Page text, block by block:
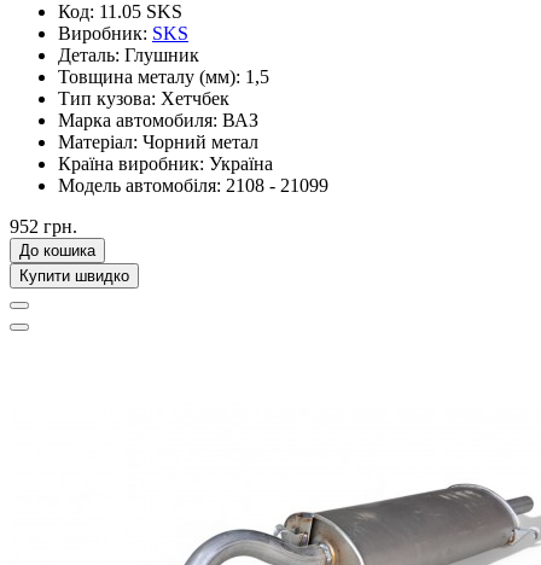
Код: 11.05 SKS
Виробник: SKS
Деталь: Глушник
Товщина металу (мм): 1,5
Тип кузова: Хетчбек
Марка автомобиля: ВАЗ
Матеріал: Чорний метал
Країна виробник: Україна
Модель автомобіля: 2108 - 21099
952 грн.
До кошика
Купити швидко